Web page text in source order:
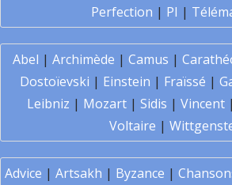
Perfection | PI |
Abel | Archimède | Camus |
Dostoïevski | Einstein | Fraïssé |
Leibniz | Mozart | Sidis | Vincent |
Voltaire |
Advice | Artsakh | Byzance |